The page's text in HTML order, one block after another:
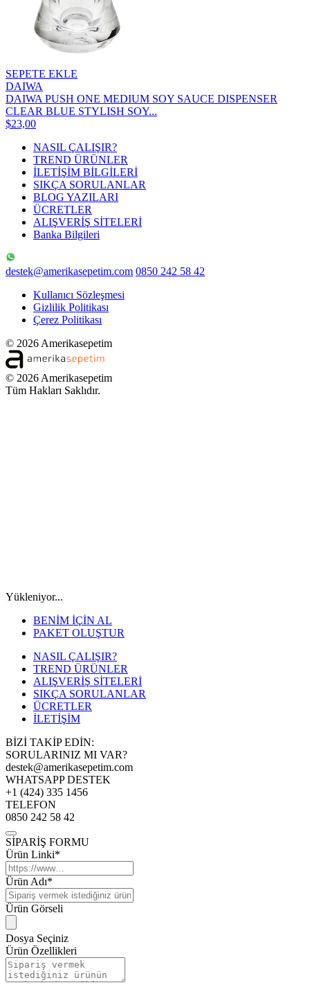
SEPETE EKLE
DAIWA
DAIWA PUSH ONE MEDIUM SOY SAUCE DISPENSER
CLEAR BLUE STYLISH SOY...
$23,00
NASIL ÇALIŞIR?
TREND ÜRÜNLER
İLETİŞİM BİLGİLERİ
SIKÇA SORULANLAR
BLOG YAZILARI
ÜCRETLER
ALIŞVERİŞ SİTELERİ
Banka Bilgileri
destek@amerikasepetim.com 0850 242 58 42
Kullanıcı Sözleşmesi
Gizlilik Politikası
Çerez Politikası
© 2026 Amerikasepetim
© 2026 Amerikasepetim
Tüm Hakları Saklıdır.
Yükleniyor...
BENİM İÇİN AL
PAKET OLUŞTUR
NASIL ÇALIŞIR?
TREND ÜRÜNLER
ALIŞVERİŞ SİTELERİ
SIKÇA SORULANLAR
ÜCRETLER
İLETİŞİM
BİZİ TAKİP EDİN:
SORULARINIZ MI VAR?
destek@amerikasepetim.com
WHATSAPP DESTEK
+1 (424) 335 1456
TELEFON
0850 242 58 42
SİPARİŞ FORMU
Ürün Linki*
Ürün Adı*
Ürün Görseli
Dosya Seçiniz
Ürün Özellikleri